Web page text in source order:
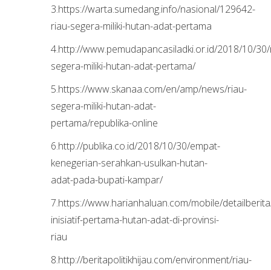
3.https://warta.sumedang.info/nasional/129642-
riau-segera-miliki-hutan-adat-pertama
4.http://www.pemudapancasiladki.or.id/2018/10/
segera-miliki-hutan-adat-pertama/
5.https://www.skanaa.com/en/amp/news/riau-
segera-miliki-hutan-adat-
pertama/republika-online
6.http://publika.co.id/2018/10/30/empat-
kenegerian-serahkan-usulkan-hutan-
adat-pada-bupati-kampar/
7.https://www.harianhaluan.com/mobile/
inisiatif-pertama-hutan-adat-di-provinsi-
riau
8.http://beritapolitikhijau.com/environment/riau-